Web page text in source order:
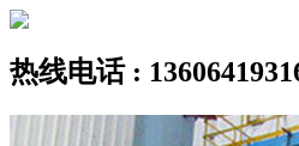
热线电话 :